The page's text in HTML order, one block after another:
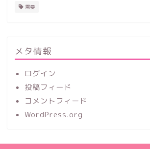
需要
メタ情報
ログイン
投稿フィード
コメントフィード
WordPress.org